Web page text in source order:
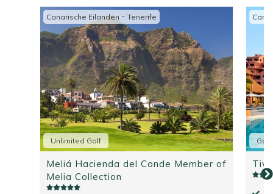
Canarische Eilanden - Tenerife
Unlimited Golf
Meliá Hacienda del Conde Member of
Melia Collection